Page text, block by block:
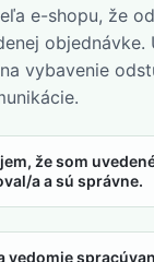
e-shopu, že
objednávke.
vybavenie
že som
a a sú správne.
vedomie